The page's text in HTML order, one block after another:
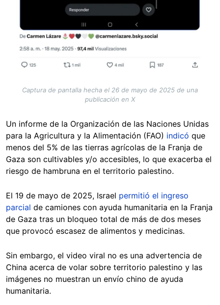
Captura de pantalla hecha el 26 de mayo de 2025 de una
publicación en X
Un informe de la Organización de las Naciones Unidas
para la Agricultura y la Alimentación (FAO) indicó que
menos del 5% de las tierras agrícolas de la Franja de
Gaza son cultivables y/o accesibles, lo que exacerba el
riesgo de hambruna en el territorio palestino.
El 19 de mayo de 2025, Israel permitió el ingreso
parcial de camiones con ayuda humanitaria en la Franja
de Gaza tras un bloqueo total de más de dos meses
que provocó escasez de alimentos y medicinas.
Sin embargo, el video viral no es una advertencia de
China acerca de volar sobre territorio palestino y las
imágenes no muestran un envío chino de ayuda
humanitaria.